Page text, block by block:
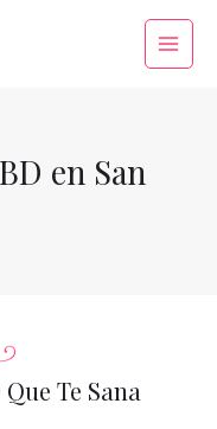
Main
en San
Te Sana